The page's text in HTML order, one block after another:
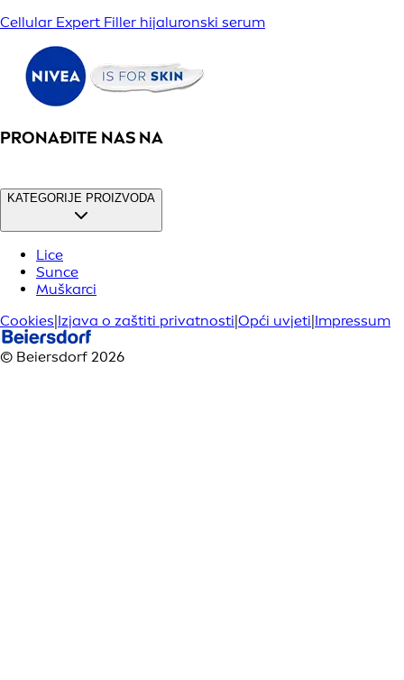
Cellular Expert Filler hijaluronski serum
PRONAĐITE NAS NA
KATEGORIJE PROIZVODA
Lice
Sunce
Muškarci
Cookies Izjava o zaštiti privatnosti Opći uvjeti Impressum
© Beiersdorf 2026